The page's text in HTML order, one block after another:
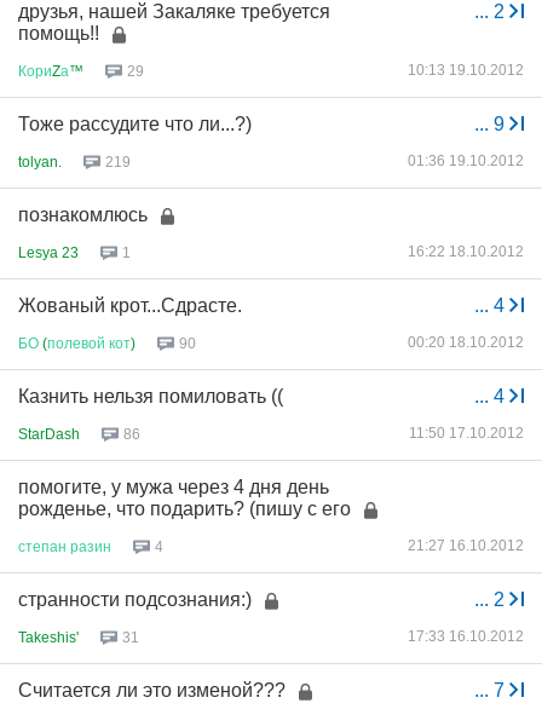
... 2
друзья, нашей Закаляке требуется
помощь!!
КориZа™ 29 10:13 19.10.2012
... 9
Тоже рассудите что ли...?)
tolyan. 219 01:36 19.10.2012
познакомлюсь
Lesya 23 1 16:22 18.10.2012
... 4
Жованый крот...Сдрасте.
БО (полевой кот) 90 00:20 18.10.2012
... 4
Казнить нельзя помиловать ((
StarDash 86 11:50 17.10.2012
помогите, у мужа через 4 дня день
рожденье, что подарить? (пишу с его
степан разин 4 21:27 16.10.2012
... 2
странности подсознания:)
Takeshis' 31 17:33 16.10.2012
... 7
Считается ли это изменой???